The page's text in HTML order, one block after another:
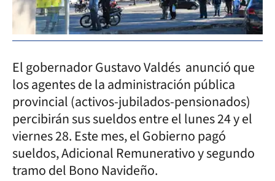
El gobernador Gustavo Valdés anunció que
los agentes de la administración pública
provincial (activos-jubilados-pensionados)
percibirán sus sueldos entre el lunes 24 y el
viernes 28. Este mes, el Gobierno pagó
sueldos, Adicional Remunerativo y segundo
tramo del Bono Navideño.